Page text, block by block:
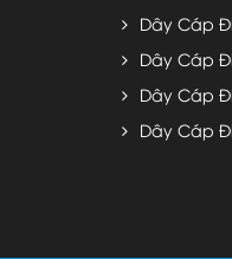
Dây Cáp
Dây Cáp
Dây Cáp
Dây Cáp